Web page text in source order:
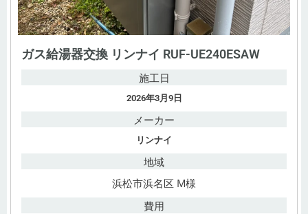
ガス給湯器交換 リンナイ RUF-UE240ESAW
施工日
2026年3月9日
メーカー
リンナイ
地域
浜松市浜名区 M様
費用